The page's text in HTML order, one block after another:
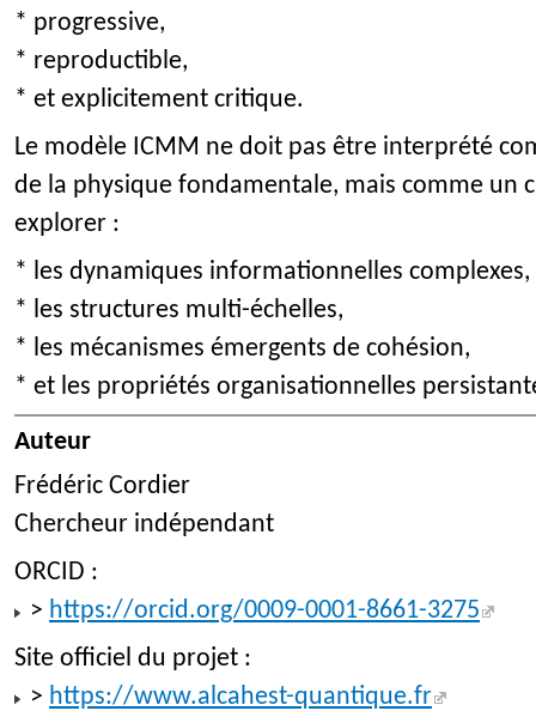
* progressive,
* reproductible,
* et explicitement critique.
Le modèle ICMM ne doit pas être interprété
de la physique fondamentale, mais comme un
explorer :
* les dynamiques informationnelles complexes,
* les structures multi-échelles,
* les mécanismes émergents de cohésion,
* et les propriétés organisationnelles
Auteur
Frédéric Cordier
Chercheur indépendant
ORCID :
> https://orcid.org/0009-0001-8661-3275
Site officiel du projet :
> https://www.alcahest-quantique.fr